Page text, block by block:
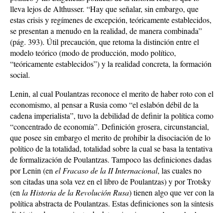
lleva lejos de Althusser. “Hay que señalar, sin embargo, que
estas crisis y regímenes de excepción, teóricamente establecidos,
se presentan a menudo en la realidad, de manera combinada”
(pág. 393). Útil precaución, que retoma la distinción entre el
modelo teórico (modo de producción, modo político,
“teóricamente establecidos”) y la realidad concreta, la formación
social.
Lenin, al cual Poulantzas reconoce el merito de haber roto con el
economismo, al pensar a Rusia como “el eslabón débil de la
cadena imperialista”, tuvo la debilidad de definir la política como
“concentrado de economía”. Definición grosera, circunstancial,
que posee sin embargo el merito de prohibir la disociación de lo
político de la totalidad, totalidad sobre la cual se basa la tentativa
de formalización de Poulantzas. Tampoco las definiciones dadas
por Lenin (en el Fracaso de la II Internacional, las cuales no
son citadas una sola vez en el libro de Poulantzas) y por Trotsky
(en la Historia de la Revolución Rusa) tienen algo que ver con la
política abstracta de Poulantzas. Estas definiciones son la síntesis